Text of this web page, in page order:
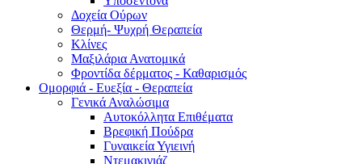
Δοχεία Ούρων
Θερμή- Ψυχρή Θεραπεία
Κλίνες
Μαξιλάρια Ανατομικά
Φροντίδα δέρματος - Καθαρισμός
Ομορφιά - Ευεξία - Θεραπεία
Γενικά Αναλώσιμα
Αυτοκόλλητα Επιθέματα
Βρεφική Πούδρα
Γυναικεία Υγιεινή
Ντεμακιγιάζ